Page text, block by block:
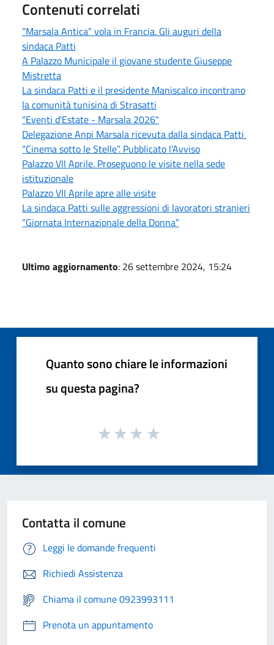
Contenuti correlati
“Marsala Antica” vola in Francia. Gli auguri della
sindaca Patti
A Palazzo Municipale il giovane studente Giuseppe
Mistretta
La sindaca Patti e il presidente Maniscalco incontrano
la comunità tunisina di Strasatti
"Eventi d'Estate - Marsala 2026"
Delegazione Anpi Marsala ricevuta dalla sindaca Patti
“Cinema sotto le Stelle”. Pubblicato l’Avviso
Palazzo VII Aprile. Proseguono le visite nella sede
istituzionale
Palazzo VII Aprile apre alle visite
La sindaca Patti sulle aggressioni di lavoratori stranieri
“Giornata Internazionale della Donna”
Ultimo aggiornamento: 26 settembre 2024, 15:24
Quanto sono chiare le informazioni
su questa pagina?
Contatta il comune
Leggi le domande frequenti
Richiedi Assistenza
Chiama il comune 0923993111
Prenota un appuntamento